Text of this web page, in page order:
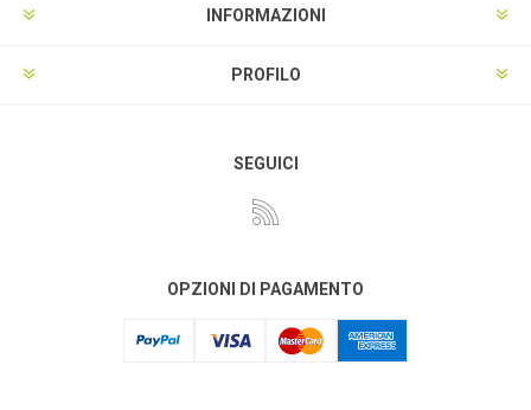
INFORMAZIONI
PROFILO
SEGUICI
OPZIONI DI PAGAMENTO